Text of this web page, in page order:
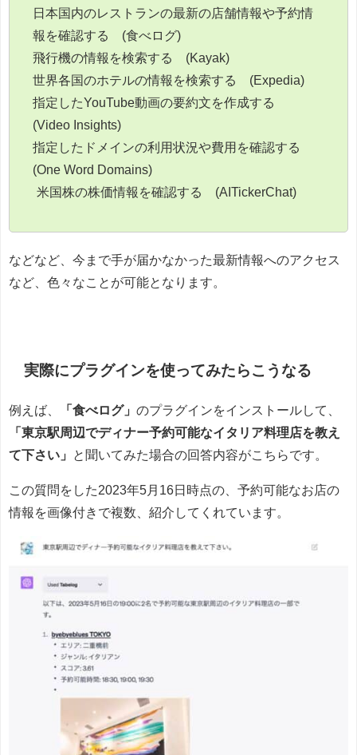
日本国内のレストランの最新の店舗情報や予約情
報を確認する (食べログ)
飛行機の情報を検索する (Kayak)
世界各国のホテルの情報を検索する (Expedia)
指定したYouTube動画の要約文を作成する
(Video Insights)
指定したドメインの利用状況や費用を確認する
(One Word Domains)
米国株の株価情報を確認する (AITickerChat)
などなど、今まで手が届かなかった最新情報へのアクセス
など、色々なことが可能となります。
実際にプラグインを使ってみたらこうなる
例えば、 「食べログ」 のプラグインをインストールして、
「東京駅周辺でディナー予約可能なイタリア料理店を教え
て下さい」
と聞いてみた場合の回答内容がこちらです。
この質問をした2023年5月16日時点の、予約可能なお店の
情報を画像付きで複数、紹介してくれています。